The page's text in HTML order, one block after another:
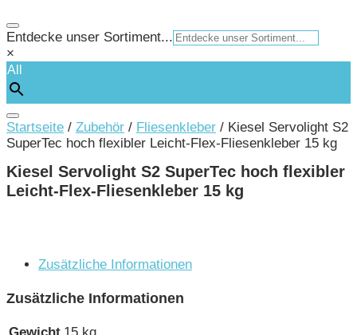
Entdecke unser Sortiment...
×
All
Startseite / Zubehör / Fliesenkleber / Kiesel Servolight S2
SuperTec hoch flexibler Leicht-Flex-Fliesenkleber 15 kg
Kiesel Servolight S2 SuperTec hoch flexibler
Leicht-Flex-Fliesenkleber 15 kg
Zusätzliche Informationen
Zusätzliche Informationen